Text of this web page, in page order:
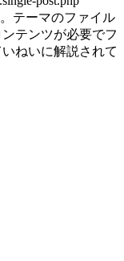
。テーマのファイル
テンツが必要でフ
ねいに解説されて